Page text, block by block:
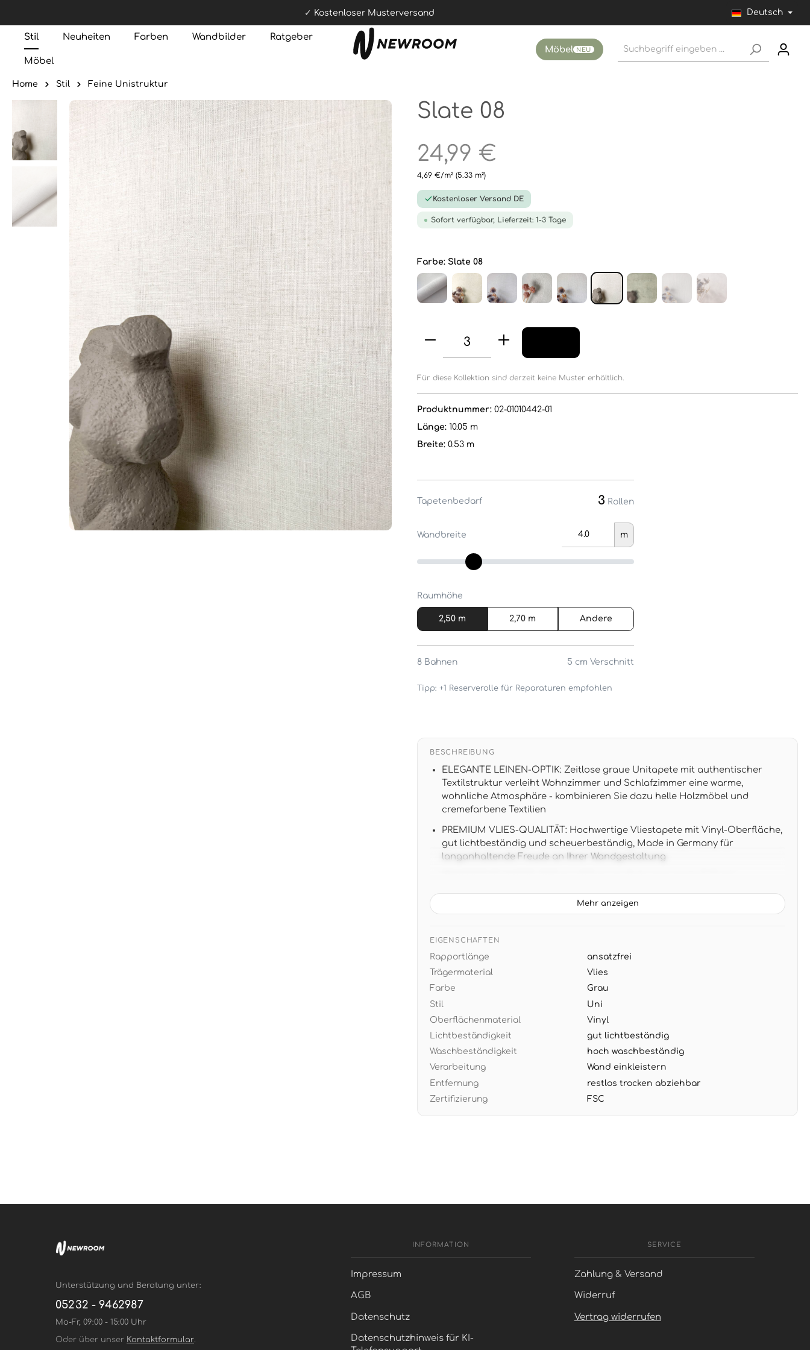
Kostenloser Musterversand Deutsch
Stil Neuheiten Farben Wandbilder Ratgeber
Möbel
Möbel NEU
Home Stil Feine Unistruktur
Slate 08
24,99 €
4,69 €/m² (5.33 m²)
Kostenloser Versand DE
Sofort verfügbar, Lieferzeit: 1-3 Tage
Farbe: Slate 08
Für diese Kollektion sind derzeit keine Muster erhältlich.
Produktnummer: 02-01010442-01
Länge: 10.05 m
Breite: 0.53 m
Tapetenbedarf 3 Rollen
Wandbreite m
Raumhöhe
2,50 m 2,70 m Andere
8 Bahnen 5 cm Verschnitt
Tipp: +1 Reserverolle für Reparaturen empfohlen
BESCHREIBUNG
ELEGANTE LEINEN-OPTIK: Zeitlose graue Unitapete mit authentischer
Textilstruktur verleiht Wohnzimmer und Schlafzimmer eine warme,
wohnliche Atmosphäre - kombinieren Sie dazu helle Holzmöbel und
cremefarbene Textilien
PREMIUM VLIES-QUALITÄT: Hochwertige Vliestapete mit Vinyl-Oberfläche,
gut lichtbeständig und scheuerbeständig, Made in Germany für
langanhaltende Freude an Ihrer Wandgestaltung
MODERNER UNI-STIL: Die dezente graue Farbe mit feiner Stoffstruktur
eine beruhigende Raumatmosphäre
EINFACHE VERARBEITUNG: Wand einkleistern und Tapete direkt aufbringen,
später restlos trocken abziehbar - ideal für Renovierungen
Mehr anzeigen
EIGENSCHAFTEN
Rapportlänge
ansatzfrei
Trägermaterial
Vlies
Farbe
Grau
Stil
Uni
Oberflächenmaterial
Vinyl
Lichtbeständigkeit
gut lichtbeständig
Waschbeständigkeit
hoch waschbeständig
Verarbeitung
Wand einkleistern
Entfernung
restlos trocken abziehbar
Zertifizierung
FSC
Unterstützung und Beratung unter:
05232 - 9462987
Mo-Fr, 09:00 - 15:00 Uhr
Oder über unser Kontaktformular.
INFORMATION
Impressum
AGB
Datenschutz
Datenschutzhinweis für KI-
SERVICE
Zahlung & Versand
Widerruf
Vertrag widerrufen